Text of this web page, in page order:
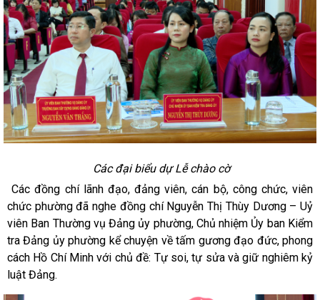
Các đại biểu dự Lễ chào cờ
Các đồng chí lãnh đạo, đảng viên,cán bộ, công chức, viên
chức phường đã nghe đồng chí Nguyễn Thị Thùy Dương – Uỷ
viên Ban Thường vụ Đảng ủy phường, Chủ nhiệm Ủy ban Kiểm
tra Đảng ủy phường kể chuyện về tấm gương đạo đức, phong
cách Hồ Chí Minh với chủ đề: Tự soi, tự sửa và giữ nghiêm kỷ
luật Đảng.